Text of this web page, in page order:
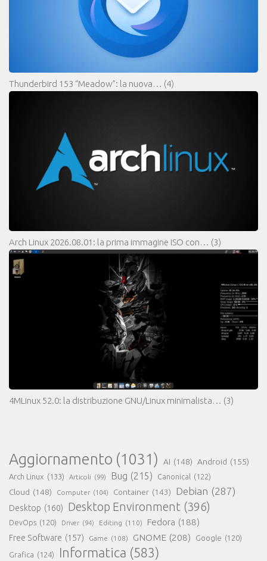
Thunderbird 153 “Meadow”: la nuova… (4)
Arch Linux 2026.08.01: la prima immagine ISO con… (3)
4MLinux 52.0: la distribuzione GNU/Linux minimalista… (3)
Aggiornamento (1031) AI (148) Android (155)
Arch Linux (133) Articoli (99) Bug (215) Canonical (122)
Cloud (148) Computer (104) Container (143) Debian (287)
Desktop (160) Desktop Environment (396)
DevOps (120) Driver (94) Editing (110) Fedora (188)
Free Software (157) Game (108) GNOME (208) Google (120)
Grafica (124) Informatica (583)